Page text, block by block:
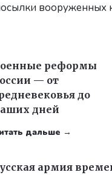
вооруженных
реформы
— от
до
дней
дальше →
армия